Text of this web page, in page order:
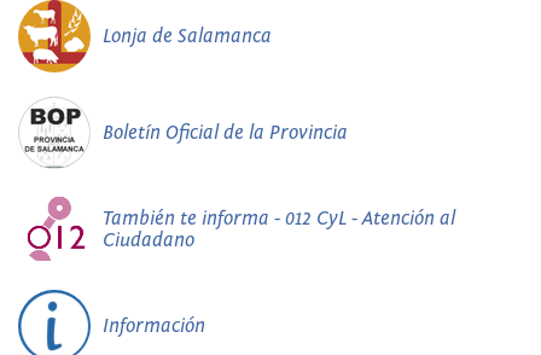
Lonja de Salamanca
Boletín Oficial de la Provincia
También te informa - 012 CyL - Atención al
Ciudadano
Información